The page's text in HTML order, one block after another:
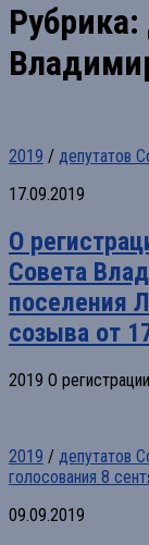
Рубрика:
2019 / депутатов
17.09.2019
О
Совета
поселения
созыва от
2019 О
2019 / депутатов
голосования 8
09.09.2019